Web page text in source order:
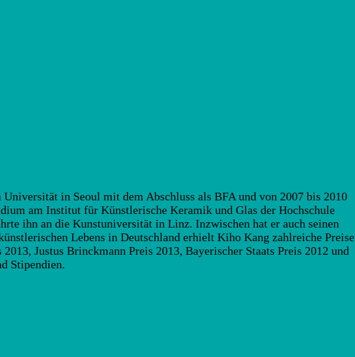
in Seoul mit dem Abschluss als BFA und von 2007 bis 2010
am Institut für Künstlerische Keramik und Glas der Hochschule
ihn an die Kunstuniversität in Linz. Inzwischen hat er auch seinen
Lebens in Deutschland erhielt Kiho Kang zahlreiche Preise
Justus Brinckmann Preis 2013, Bayerischer Staats Preis 2012 und
Stipendien.